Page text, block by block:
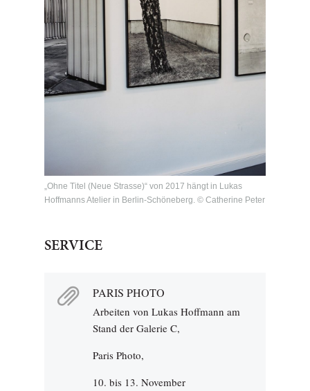
„Ohne Titel (Neue Strasse)“ von 2017 hängt in Lukas
Hoffmanns Atelier in Berlin-Schöneberg. © Catherine Peter
SERVICE
PARIS PHOTO
Arbeiten von Lukas Hoffmann am
Stand der Galerie C,
Paris Photo,
10. bis 13. November